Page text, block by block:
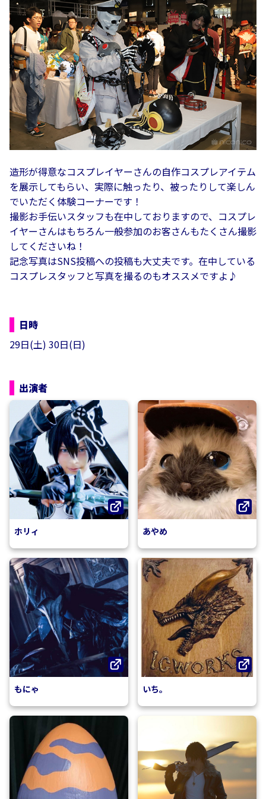
造形が得意なコスプレイヤーさんの自作コスプレアイテム
を展示してもらい、実際に触ったり、被ったりして楽しん
でいただく体験コーナーです！
撮影お手伝いスタッフも在中しておりますので、コスプレ
イヤーさんはもちろん一般参加のお客さんもたくさん撮影
してくださいね！
記念写真はSNS投稿への投稿も大丈夫です。在中している
コスプレスタッフと写真を撮るのもオススメですよ♪
日時
29日(土) 30日(日)
出演者
ホリィ あやめ
もにゃ いち。